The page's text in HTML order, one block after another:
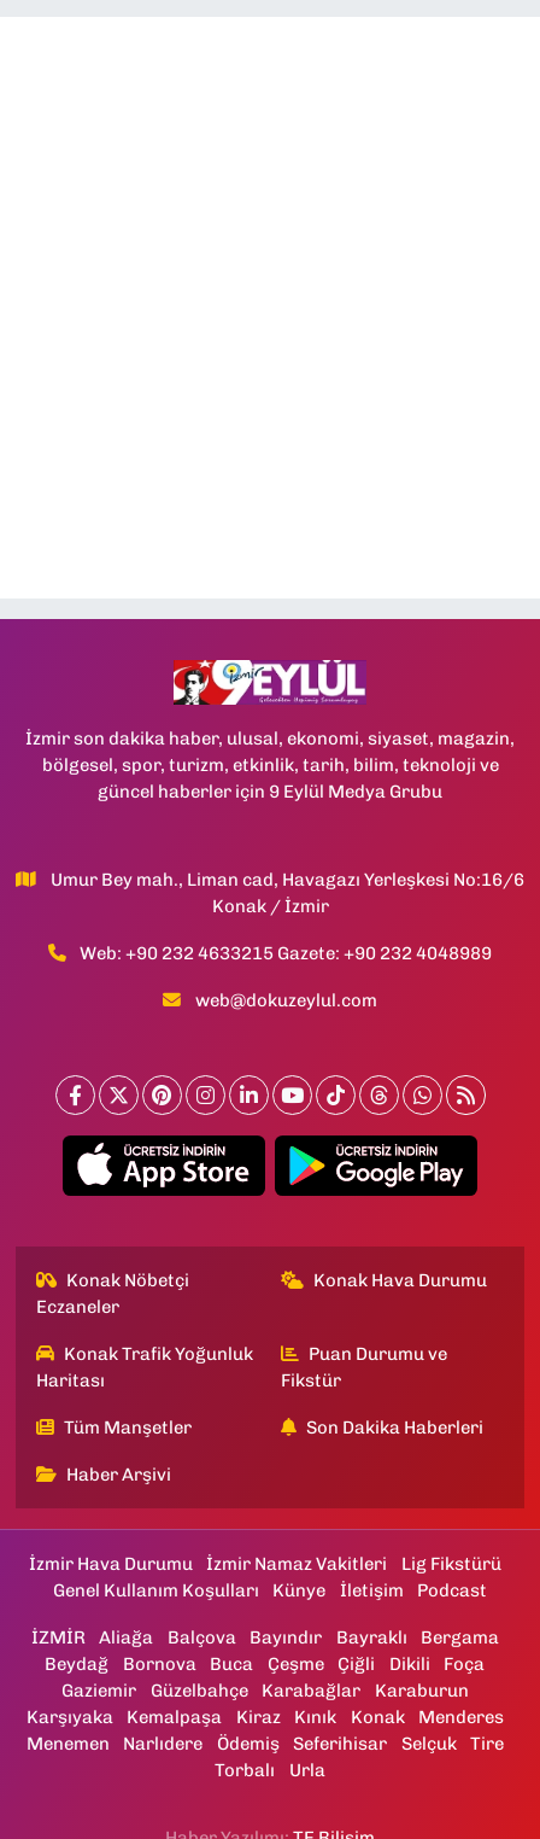
İzmir son dakika haber, ulusal, ekonomi, siyaset, magazin,
bölgesel, spor, turizm, etkinlik, tarih, bilim, teknoloji ve
güncel haberler için 9 Eylül Medya Grubu
Umur Bey mah., Liman cad, Havagazı Yerleşkesi No:16/6
Konak / İzmir
Web: +90 232 4633215 Gazete: +90 232 4048989
web@dokuzeylul.com
Konak Nöbetçi
Eczaneler
Konak Hava Durumu
Konak Trafik Yoğunluk
Haritası
Puan Durumu ve
Fikstür
Tüm Manşetler Son Dakika Haberleri
Haber Arşivi
İzmir Hava Durumu İzmir Namaz Vakitleri
Lig Fikstürü
Genel Kullanım Koşulları
Künye İletişim Podcast
İZMİR Aliağa Balçova Bayındır Bayraklı
Bergama
Beydağ
Bornova Buca Çeşme Çiğli Dikili
Foça
Gaziemir
Güzelbahçe Karabağlar
Karaburun
Karşıyaka
Kemalpaşa Kiraz Kınık Konak
Menderes
Menemen
Narlıdere Ödemiş Seferihisar Selçuk
Tire
Torbalı
Urla